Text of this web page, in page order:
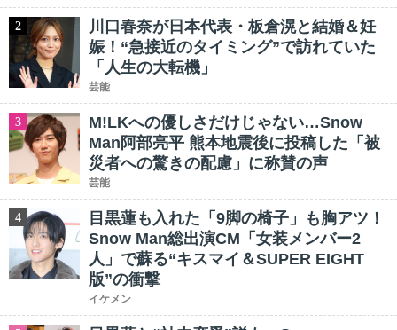
2
川口春奈が日本代表・板倉滉と結婚＆妊
娠！“急接近のタイミング”で訪れていた
「人生の大転機」
芸能
3
M!LKへの優しさだけじゃない…Snow
Man阿部亮平 熊本地震後に投稿した「被
災者への驚きの配慮」に称賛の声
芸能
4
目黒蓮も入れた「9脚の椅子」も胸アツ！
Snow Man総出演CM「女装メンバー2
人」で蘇る“キスマイ＆SUPER EIGHT
版”の衝撃
イケメン